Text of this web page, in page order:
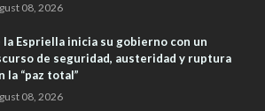
08, 2026
la Espriella inicia su gobierno con un
de seguridad, austeridad y ruptura
la “paz total”
08, 2026